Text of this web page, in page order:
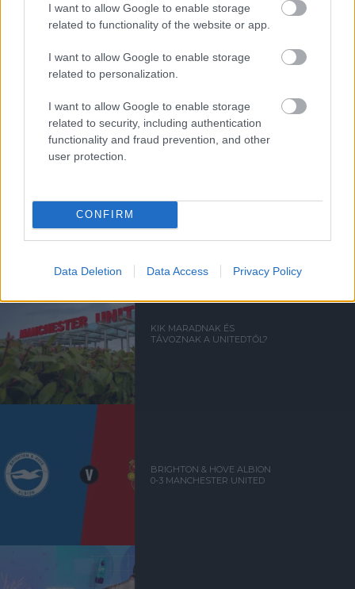
I want to allow Google to enable storage
related to functionality of the website or app.
I want to allow Google to enable storage
related to personalization.
I want to allow Google to enable storage
related to security, including authentication
functionality and fraud prevention, and other
user protection.
CONFIRM
Data Deletion Data Access Privacy Policy
Kapcsolódó hírek
PREMIER LEAGUE
SORSOLÁSA
KIK MARADNAK ÉS
TÁVOZNAK A UNITEDTŐL?
BRIGHTON & HOVE ALBION
0-3 MANCHESTER UNITED